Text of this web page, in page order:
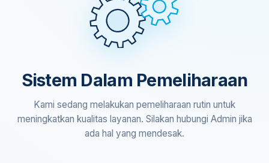
Sistem Dalam Pemeliharaan
Kami sedang melakukan pemeliharaan rutin untuk
meningkatkan kualitas layanan. Silakan hubungi Admin jika
ada hal yang mendesak.